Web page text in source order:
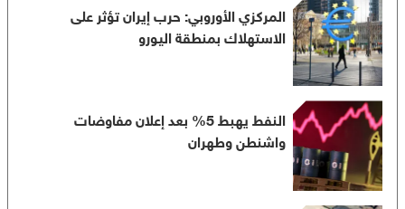
المركزي الأوروبي: حرب إيران تؤثر على
الاستهلاك بمنطقة اليورو
النفط يهبط 5% بعد إعلان مفاوضات
واشنطن وطهران